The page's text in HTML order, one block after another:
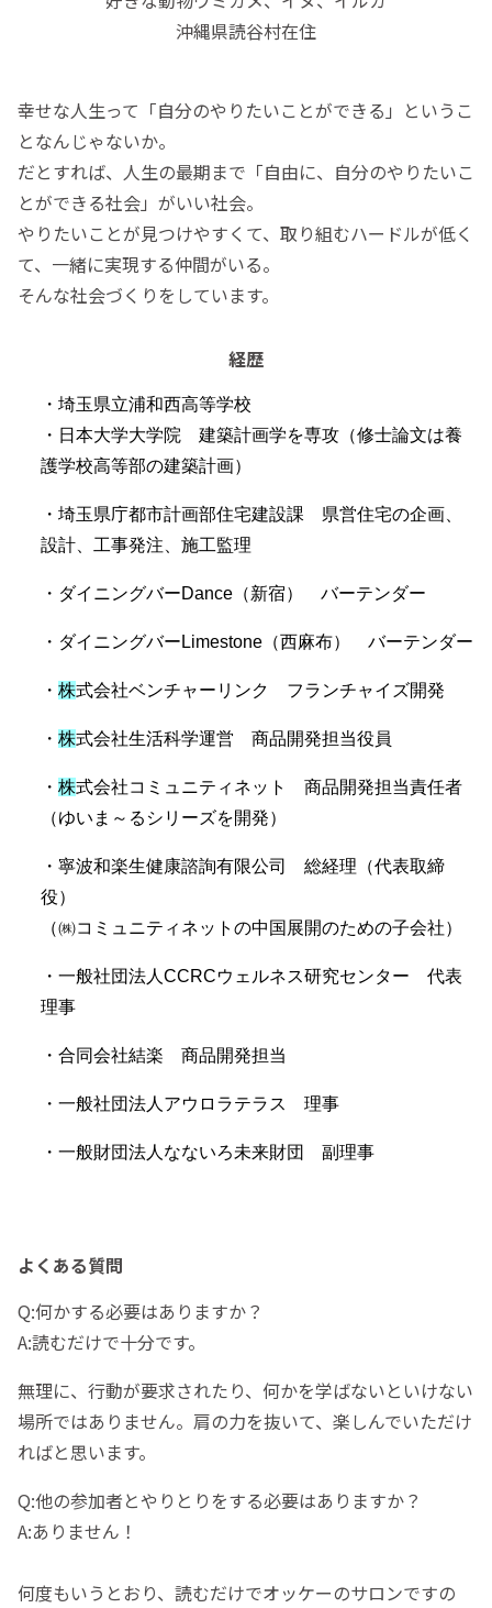
沖縄県読谷村在住
幸せな人生って「自分のやりたいことができる」というこ
となんじゃないか。
だとすれば、人生の最期まで「自由に、自分のやりたいこ
とができる社会」がいい社会。
やりたいことが見つけやすくて、取り組むハードルが低く
て、一緒に実現する仲間がいる。
そんな社会づくりをしています。
経歴
・埼玉県立浦和西高等学校
・日本大学大学院 建築計画学を専攻（修士論文は養
護学校高等部の建築計画）
・埼玉県庁都市計画部住宅建設課 県営住宅の企画、
設計、工事発注、施工監理
・ダイニングバーDance（新宿） バーテンダー
・ダイニングバーLimestone（西麻布） バーテンダー
・ 株式会社ベンチャーリンク フランチャイズ開発
・ 株式会社生活科学運営 商品開発担当役員
・ 株式会社コミュニティネット 商品開発担当責任者
（ゆいま～るシリーズを開発）
・寧波和楽生健康諮詢有限公司 総経理（代表取締
役）
（㈱コミュニティネットの中国展開のための子会社）
・一般社団法人CCRCウェルネス研究センター 代表
理事
・合同会社結楽 商品開発担当
・一般社団法人アウロラテラス 理事
・一般財団法人なないろ未来財団 副理事
よくある質問
Q:何かする必要はありますか？
A:読むだけで十分です。
無理に、行動が要求されたり、何かを学ばないといけない
場所ではありません。肩の力を抜いて、楽しんでいただけ
ればと思います。
Q:他の参加者とやりとりをする必要はありますか？
A:ありません！
何度もいうとおり、読むだけでオッケーのサロンですの